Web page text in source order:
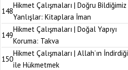
148
Hikmet Çalışmaları | Doğru Bildiğimiz
Yanlışlar: Kitaplara İman
149
Hikmet Çalışmaları | Doğal Yapıyı
Koruma: Takva
150
Hikmet Çalışmaları | Allah’ın İndirdiği
ile Hükmetmek